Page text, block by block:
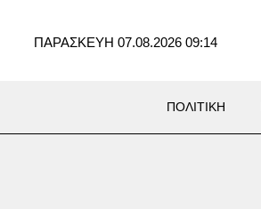
ΠΑΡΑΣΚΕΥΗ 07.08.2026 09:14
ΠΟΛΙΤΙΚΗ